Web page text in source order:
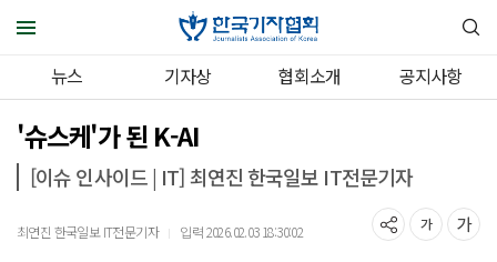
뉴스 기자상 협회소개 공지사항
'슈스케'가 된 K-AI
[이슈 인사이드 | IT] 최연진 한국일보 IT전문기자
최연진 한국일보 IT전문기자 ｜ 입력 2026.02.03 18:30:02